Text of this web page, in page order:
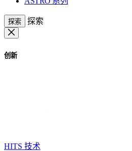
探索 探索
创新
HITS 技术